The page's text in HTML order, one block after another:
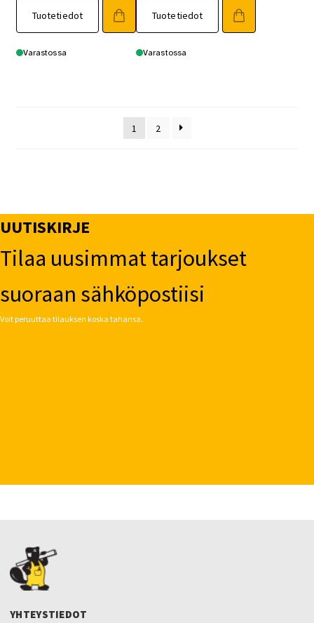
Tuotetiedot
Varastossa
Tuotetiedot
Varastossa
1 2
UUTISKIRJE
Tilaa uusimmat tarjoukset
suoraan sähköpostiisi
Voit peruuttaa tilauksen koska tahansa.
YHTEYSTIEDOT